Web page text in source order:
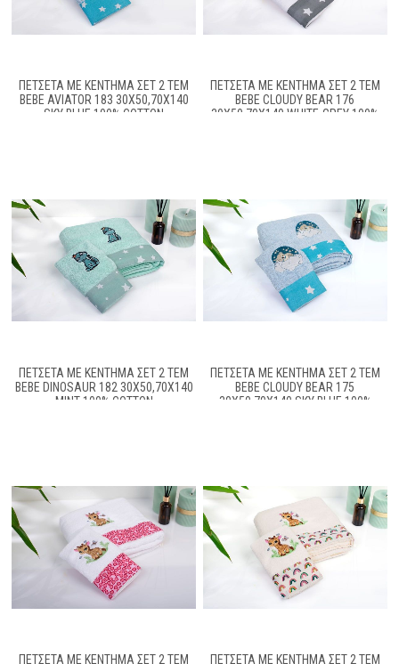
ΠΕΤΣΈΤΑ ΜΕ ΚΈΝΤΗΜΑ ΣΕΤ 2 ΤΕΜ
BEBE AVIATOR 183 30X50,70X140
SKY BLUE 100% COTTON
ΠΕΤΣΈΤΑ ΜΕ ΚΈΝΤΗΜΑ ΣΕΤ 2 ΤΕΜ
BEBE CLOUDY BEAR 176
30X50,70X140 WHITE-GREY 100%
ΠΕΤΣΈΤΑ ΜΕ ΚΈΝΤΗΜΑ ΣΕΤ 2 ΤΕΜ
BEBE DINOSAUR 182 30X50,70X140
MINT 100% COTTON
ΠΕΤΣΈΤΑ ΜΕ ΚΈΝΤΗΜΑ ΣΕΤ 2 ΤΕΜ
BEBE CLOUDY BEAR 175
30X50,70X140 SKY BLUE 100%
ΠΕΤΣΈΤΑ ΜΕ ΚΈΝΤΗΜΑ ΣΕΤ 2 ΤΕΜ ΠΕΤΣΈΤΑ ΜΕ ΚΈΝΤΗΜΑ ΣΕΤ 2 ΤΕΜ